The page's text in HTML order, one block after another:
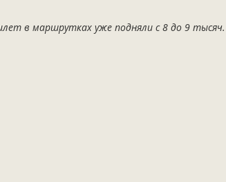
в маршрутках уже подняли с 8 до 9 тысяч.